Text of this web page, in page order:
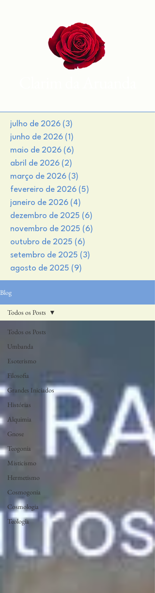
julho de 2026 (3)
junho de 2026 (1)
maio de 2026 (6)
abril de 2026 (2)
março de 2026 (3)
fevereiro de 2026 (5)
janeiro de 2026 (4)
dezembro de 2025 (6)
novembro de 2025 (6)
outubro de 2025 (6)
setembro de 2025 (3)
agosto de 2025 (9)
Blog
Todos os Posts
Umbanda
Esoterismo
Filosofia
Grandes Iniciados
Histórias
Alquimia
Gnose
Teogonia
Misticismo
Hermetismo
Cosmogonia
Cosmologia
Teologia
Todos os Posts